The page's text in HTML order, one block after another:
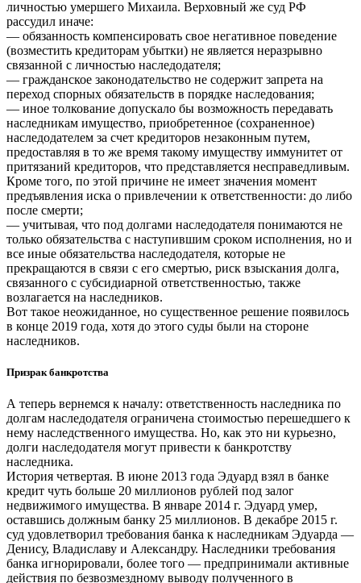
личностью умершего Михаила. Верховный же суд РФ
рассудил иначе:
— обязанность компенсировать свое негативное поведение
(возместить кредиторам убытки) не является неразрывно
связанной с личностью наследодателя;
— гражданское законодательство не содержит запрета на
переход спорных обязательств в порядке наследования;
— иное толкование допускало бы возможность передавать
наследникам имущество, приобретенное (сохраненное)
наследодателем за счет кредиторов незаконным путем,
предоставляя в то же время такому имуществу иммунитет от
притязаний кредиторов, что представляется несправедливым.
Кроме того, по этой причине не имеет значения момент
предъявления иска о привлечении к ответственности: до либо
после смерти;
— учитывая, что под долгами наследодателя понимаются не
только обязательства с наступившим сроком исполнения, но и
все иные обязательства наследодателя, которые не
прекращаются в связи с его смертью, риск взыскания долга,
связанного с субсидиарной ответственностью, также
возлагается на наследников.
Вот такое неожиданное, но существенное решение появилось
в конце 2019 года, хотя до этого суды были на стороне
наследников.
Призрак банкротства
А теперь вернемся к началу: ответственность наследника по
долгам наследодателя ограничена стоимостью перешедшего к
нему наследственного имущества. Но, как это ни курьезно,
долги наследодателя могут привести к банкротству
наследника.
История четвертая. В июне 2013 года Эдуард взял в банке
кредит чуть больше 20 миллионов рублей под залог
недвижимого имущества. В январе 2014 г. Эдуард умер,
оставшись должным банку 25 миллионов. В декабре 2015 г.
суд удовлетворил требования банка к наследникам Эдуарда —
Денису, Владиславу и Александру. Наследники требования
банка игнорировали, более того — предпринимали активные
действия по безвозмездному выводу полученного в